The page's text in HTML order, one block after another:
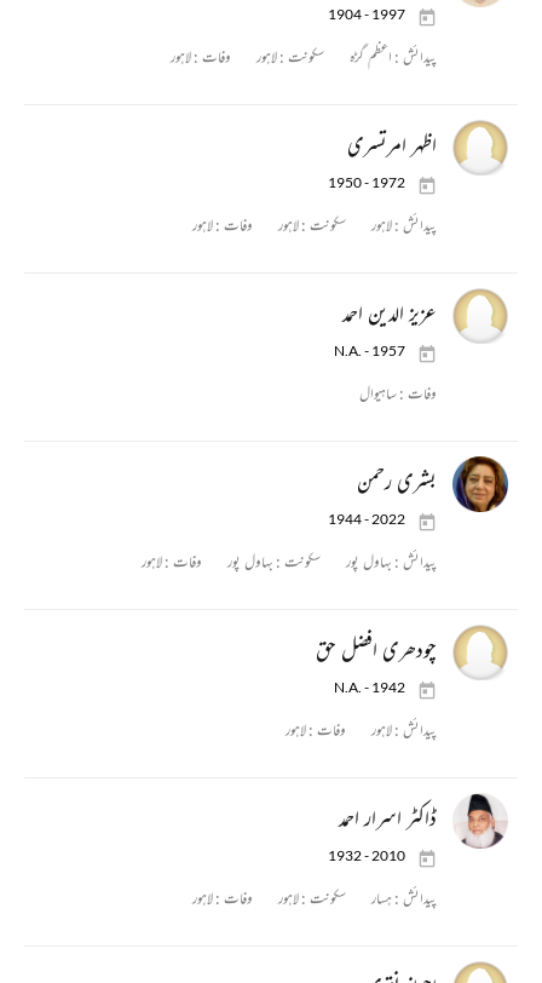
1904 - 1997
پیدائش : اعظم گڑہ سکونت :لاہور وفات :لاہور
اظہر امرتسری
1950 - 1972
پیدائش :لاہور سکونت :لاہور وفات :لاہور
عزیز الدین احمد
N.A. - 1957
وفات :ساہیوال
بشری رحمن
1944 - 2022
پیدائش : بہاول پور سکونت : بہاول پور وفات :لاہور
چودھری افضل حق
N.A. - 1942
پیدائش :لاہور وفات :لاہور
ڈاکٹر اسرار احمد
1932 - 2010
پیدائش :ہسار سکونت :لاہور وفات :لاہور